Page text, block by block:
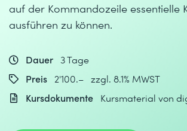
auf der Kommandozeile essentielle
ausführen zu können.
Dauer 3 Tage
Preis
2'100.– zzgl. 8.1% MWST
Kursdokumente
Kursmaterial von